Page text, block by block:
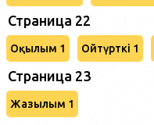
Страница 22
Оқылым 1 Ойтүрткі 1
Страница 23
Жазылым 1